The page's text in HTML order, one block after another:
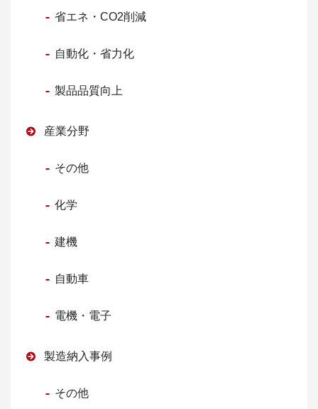
省エネ・CO2削減
自動化・省力化
製品品質向上
産業分野
その他
化学
建機
自動車
電機・電子
製造納入事例
その他